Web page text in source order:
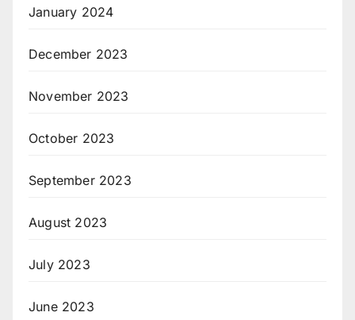
January 2024
December 2023
November 2023
October 2023
September 2023
August 2023
July 2023
June 2023